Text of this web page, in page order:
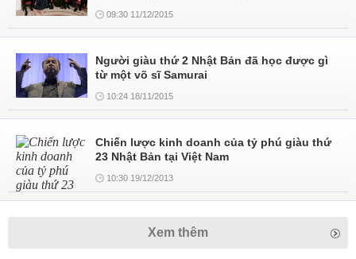
09:30 11/12/2015
Người giàu thứ 2 Nhật Bản đã học được gì
từ một võ sĩ Samurai
10:24 18/11/2015
Chiến lược kinh doanh của tỷ phú giàu thứ
23 Nhật Bản tại Việt Nam
10:30 19/12/2013
Xem thêm